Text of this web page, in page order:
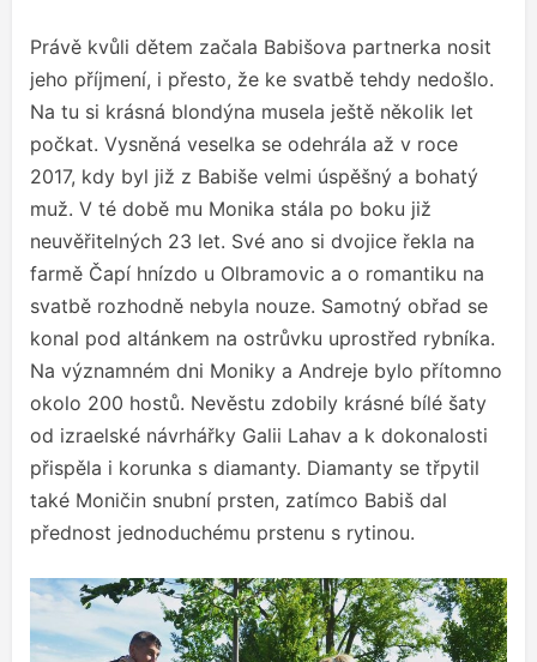
Právě kvůli dětem začala Babišova partnerka nosit
jeho příjmení, i přesto, že ke svatbě tehdy nedošlo.
Na tu si krásná blondýna musela ještě několik let
počkat. Vysněná veselka se odehrála až v roce
2017, kdy byl již z Babiše velmi úspěšný a bohatý
muž. V té době mu Monika stála po boku již
neuvěřitelných 23 let. Své ano si dvojice řekla na
farmě Čapí hnízdo u Olbramovic a o romantiku na
svatbě rozhodně nebyla nouze. Samotný obřad se
konal pod altánkem na ostrůvku uprostřed rybníka.
Na významném dni Moniky a Andreje bylo přítomno
okolo 200 hostů. Nevěstu zdobily krásné bílé šaty
od izraelské návrhářky Galii Lahav a k dokonalosti
přispěla i korunka s diamanty. Diamanty se třpytil
také Moničin snubní prsten, zatímco Babiš dal
přednost jednoduchému prstenu s rytinou.